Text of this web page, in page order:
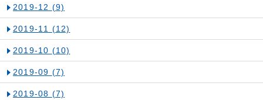
2019-12 (9)
2019-11 (12)
2019-10 (10)
2019-09 (7)
2019-08 (7)